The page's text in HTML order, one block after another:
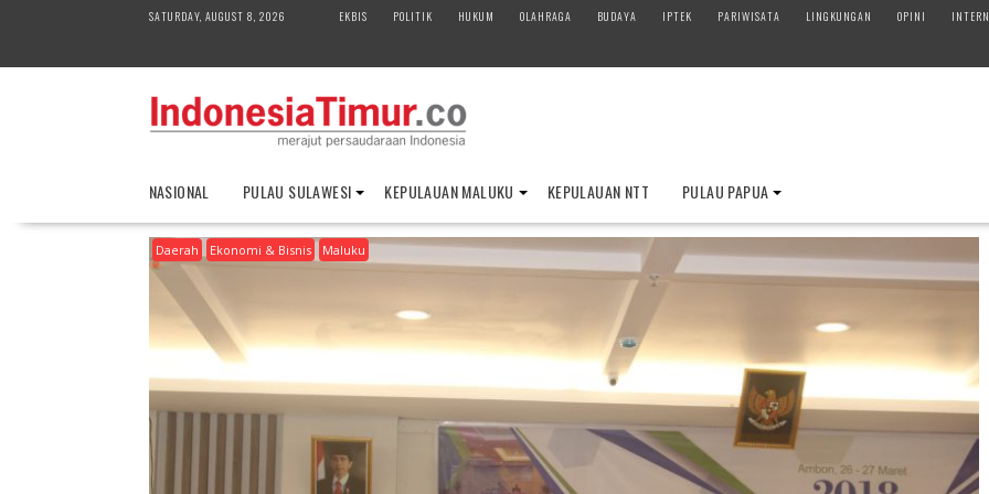
SATURDAY, AUGUST 8, 2026 EKBIS POLITIK HUKUM OLAHRAGA BUDAYA IPTEK PARIWISATA LINGKUNGAN OPINI
NASIONAL PULAU SULAWESI KEPULAUAN MALUKU KEPULAUAN NTT PULAU PAPUA
Daerah Ekonomi & Bisnis Maluku